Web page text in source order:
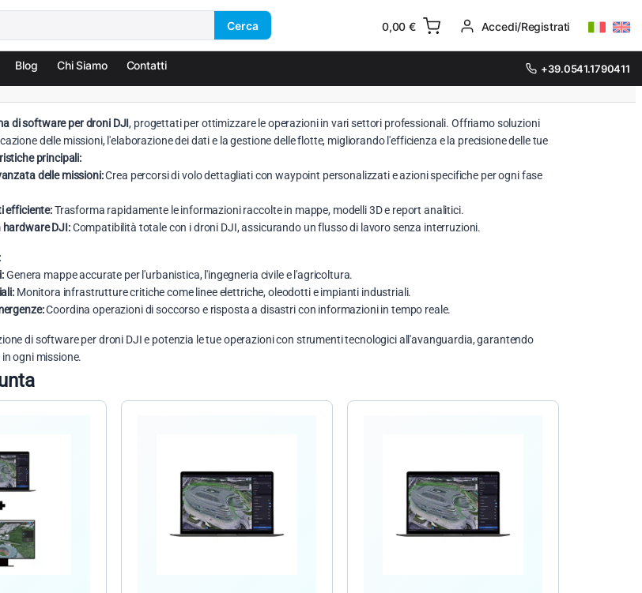
Cerca 0,00€ Accedi/Registrati
Blog Chi Siamo Contatti +39.0541.1790411
di software per droni DJI, progettati per ottimizzare le operazioni in vari settori professionali. Offriamo soluzioni
delle missioni, l'elaborazione dei dati e la gestione delle flotte, migliorando l'efficienza e la precisione delle tue
principali:
delle missioni:Crea percorsi di volo dettagliati con waypoint personalizzati e azioni specifiche per ogni fase
efficiente:Trasforma rapidamente le informazioni raccolte in mappe, modelli 3D e report analitici.
DJI:Compatibilità totale con i droni DJI, assicurando un flusso di lavoro senza interruzioni.
Genera mappe accurate per l'urbanistica, l'ingegneria civile e l'agricoltura.
Monitora infrastrutture critiche come linee elettriche, oleodotti e impianti industriali.
Coordina operazioni di soccorso e risposta a disastri con informazioni in tempo reale.
di software per droni DJI e potenzia le tue operazioni con strumenti tecnologici all'avanguardia, garantendo
ogni missione.